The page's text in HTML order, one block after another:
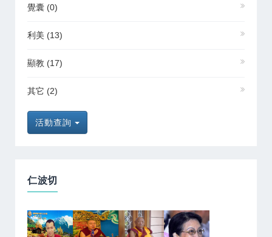
覺囊 (0)
利美 (13)
顯教 (17)
其它 (2)
活動查詢
仁波切